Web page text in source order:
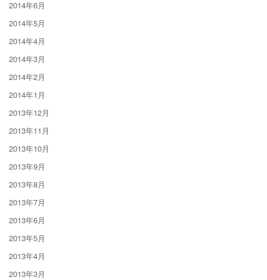
2014年6月
2014年5月
2014年4月
2014年3月
2014年2月
2014年1月
2013年12月
2013年11月
2013年10月
2013年9月
2013年8月
2013年7月
2013年6月
2013年5月
2013年4月
2013年3月